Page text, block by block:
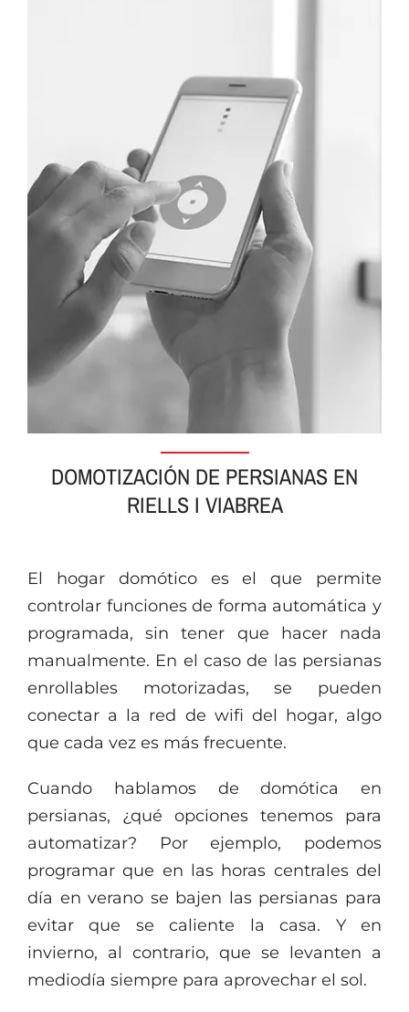
DOMOTIZACIÓN DE PERSIANAS EN
RIELLS I VIABREA
El hogar domótico es el que permite
controlar funciones de forma automática y
programada, sin tener que hacer nada
manualmente. En el caso de las persianas
enrollables motorizadas, se pueden
conectar a la red de wifi del hogar, algo
que cada vez es más frecuente.
Cuando hablamos de domótica en
persianas, ¿qué opciones tenemos para
automatizar? Por ejemplo, podemos
programar que en las horas centrales del
día en verano se bajen las persianas para
evitar que se caliente la casa. Y en
invierno, al contrario, que se levanten a
mediodía siempre para aprovechar el sol.